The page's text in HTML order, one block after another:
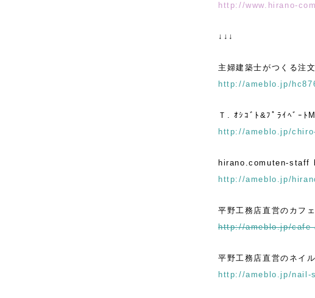
http://www.hirano-
↓↓↓
主婦建築士がつくる注
http://ameblo.jp/
Ｔ. ｵｼｺﾞﾄ&ﾌﾟﾗｲﾍﾞｰﾄ
http://ameblo.jp/
hirano.comuten-staff
http://ameblo.jp/
平野工務店直営のカフ
http://ameblo.jp/
平野工務店直営のネイ
http://ameblo.jp/nail-